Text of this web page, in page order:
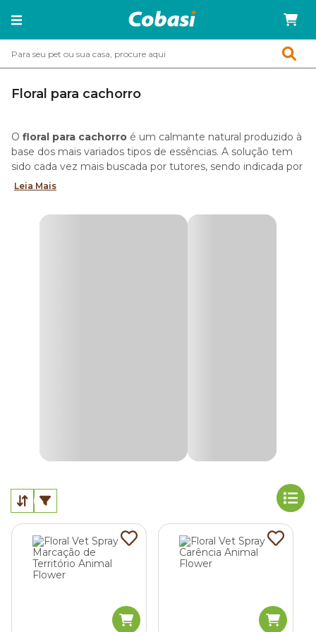
Floral para cachorro
O floral para cachorro é um calmante natural produzido à
base dos mais variados tipos de essências. A solução tem
sido cada vez mais buscada por tutores, sendo indicada por
veterinários para auxiliar no tratamento de doenças e
efeitos de estresse, medo e ansiedade. Saiba mais!
com medo de fogos de artifício;
ansioso;
processo de adaptação;
adestramento;
sinais de agressividade;
automutilação;
estresse;
latido excessivo;
entre outras situações.
Leia Mais